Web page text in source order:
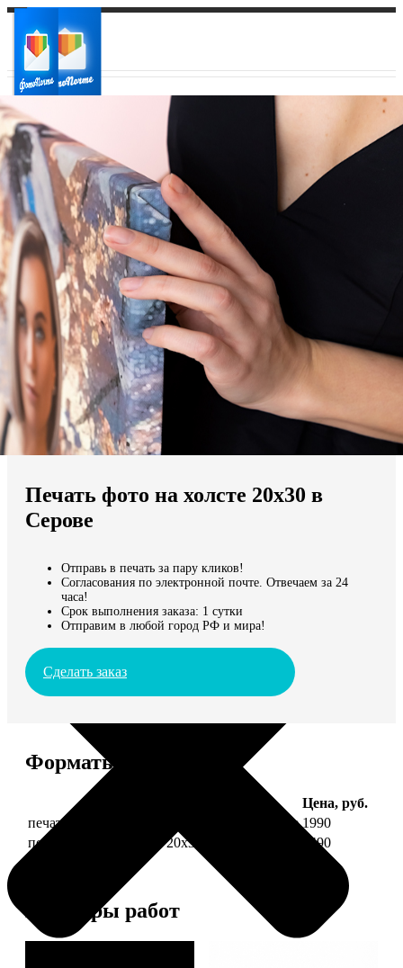
Ваш город:
Ваш регион доставки
Выберите из списка:
Мы доставляем по всему миру
Продолжить без города
Печать фото на холсте 20х30 в
Серове
Отправь в печать за пару кликов!
Согласования по электронной почте. Отвечаем за 24
часа!
Срок выполнения заказа: 1 сутки
Отправим в любой город РФ и мира!
Сделать заказ
Форматы и цены
Цена, руб.
печать фото на холсте 20х30 на подрамнике 1990
печать фото на холсте 20х30 в раме
4490
Примеры работ